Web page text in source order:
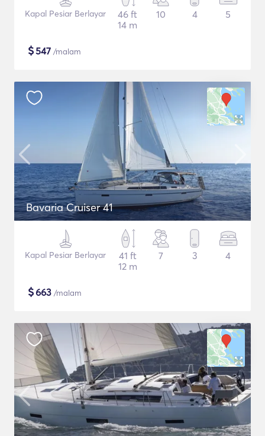
Kapal Pesiar Berlayar
46 ft
14 m
10 4 5
$547 /malam
Bavaria Cruiser 41
Kapal Pesiar Berlayar
41 ft
12 m
7 3 4
$663 /malam